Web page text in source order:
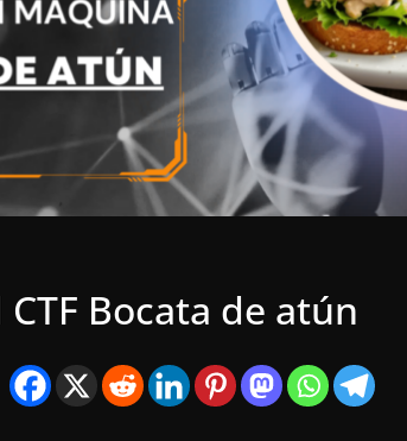
Bocata de atún